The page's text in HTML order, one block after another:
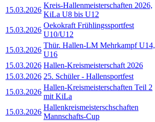
15.03.2026
Kreis-Hallenmeisterschaften 2026,
KiLa U8 bis U12
15.03.2026
Oekokraft Frühlingssportfest
U10/U12
15.03.2026
Thür. Hallen-LM Mehrkampf U14,
U16
15.03.2026 Hallen-Kreismeisterschaft 2026
15.03.2026 25. Schüler - Hallensportfest
15.03.2026
Hallen-Kreismeisterschaften Teil 2
mit KiLa
15.03.2026
Hallenkreismeisterschschaften
Mannschafts-Cup